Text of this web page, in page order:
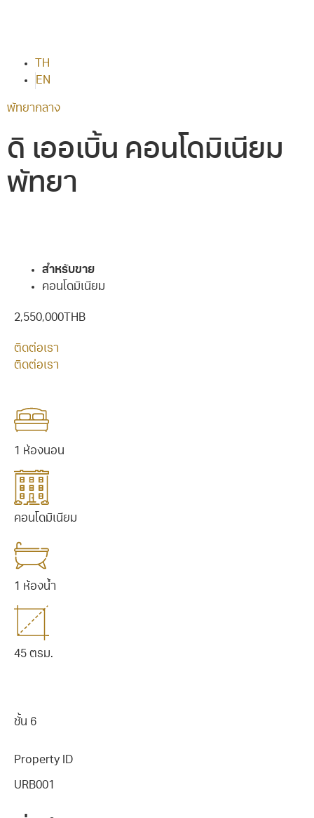
TH
EN
พัทยากลาง
ดิ เออเบิ้น คอนโดมิเนียม
พัทยา
สำหรับขาย
คอนโดมิเนียม
2,550,000THB
ติดต่อเรา
ติดต่อเรา
1 ห้องนอน
คอนโดมิเนียม
1 ห้องน้ำ
45 ตรม.
ชั้น 6
Property ID
URB001